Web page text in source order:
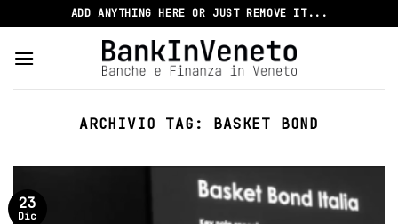
to
content
ADD ANYTHING HERE OR JUST REMOVE IT...
ARCHIVIO TAG: BASKET BOND
23
Dic